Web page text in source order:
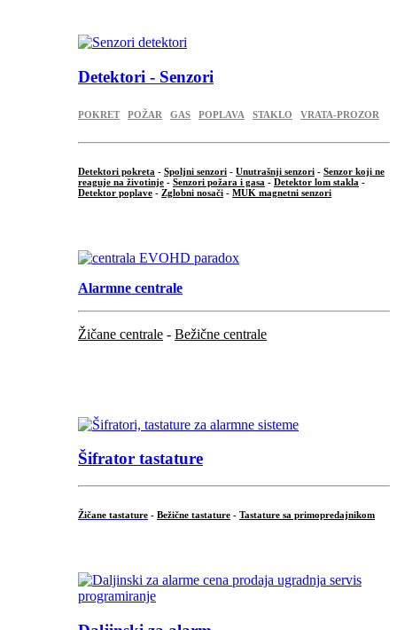
Detektori - Senzori
POKRET POŽAR GAS POPLAVA STAKLO VRATA-PROZOR
Detektori pokreta - Spoljni senzori - Unutrašnji senzori - Senzor koji ne
reaguje na životinje - Senzori požara i gasa - Detektor lom stakla -
Detektor poplave - Zglobni nosači - MUK magnetni senzori
Alarmne centrale
Žičane centrale - Bežične centrale
Šifrator tastature
Žičane tastature - Bežične tastature - Tastature sa primopredajnikom